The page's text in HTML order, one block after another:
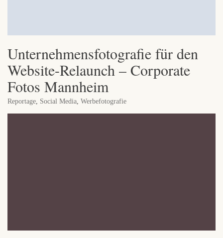
Unternehmensfotografie für den
Website-Relaunch – Corporate
Fotos Mannheim
Reportage Social Media Werbefotografie